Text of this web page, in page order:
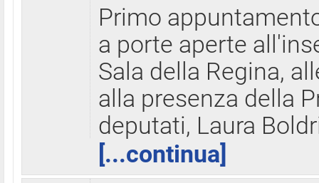
Primo
a porte aperte
Sala della Regina,
alla presenza della
deputati, Laura
[...continua]